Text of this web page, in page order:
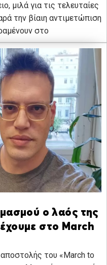
μιλά για τις τελευταίες
την βίαιη αντιμετώπιση
στο
ο λαός της
στο March
του «March to